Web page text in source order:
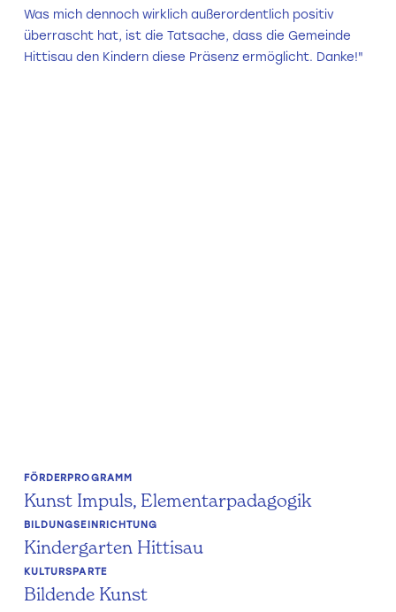
Was mich dennoch wirklich außerordentlich positiv
überrascht hat, ist die Tatsache, dass die Gemeinde
Hittisau den Kindern diese Präsenz ermöglicht. Danke!"
FÖRDERPROGRAMM
Kunst Impuls, Elementarpadagogik
BILDUNGSEINRICHTUNG
Kindergarten Hittisau
KULTURSPARTE
Bildende Kunst